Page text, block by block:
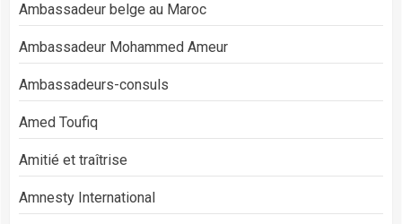
Ambassadeur belge au Maroc
Ambassadeur Mohammed Ameur
Ambassadeurs-consuls
Amed Toufiq
Amitié et traîtrise
Amnesty International